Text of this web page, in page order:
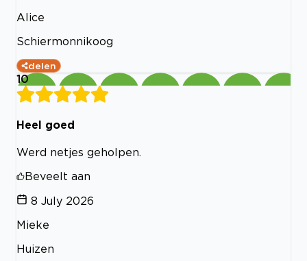
Alice
Schiermonnikoog
delen
10
Heel goed
Werd netjes geholpen.
Beveelt aan
8 July 2026
Mieke
Huizen